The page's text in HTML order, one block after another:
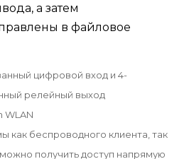
а затем
в файловое
цифровой вход и 4-
релейный выход
WLAN
беспроводного клиента, так
получить доступ напрямую